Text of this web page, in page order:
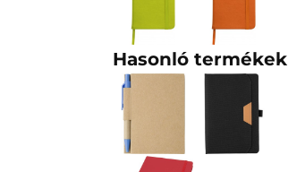
Hasonló termékek